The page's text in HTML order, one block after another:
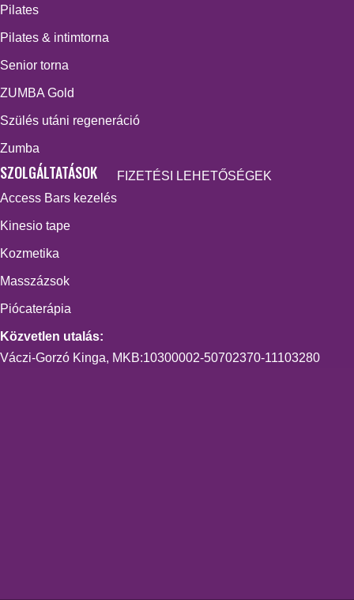
Pilates
Pilates & intimtorna
Senior torna
ZUMBA Gold
Szülés utáni regeneráció
Zumba
SZOLGÁLTATÁSOK
Access Bars kezelés
Kinesio tape
Kozmetika
Masszázsok
Piócaterápia
FIZETÉSI LEHETŐSÉGEK
Közvetlen utalás:
Váczi-Gorzó Kinga, MKB:10300002-50702370-11103280